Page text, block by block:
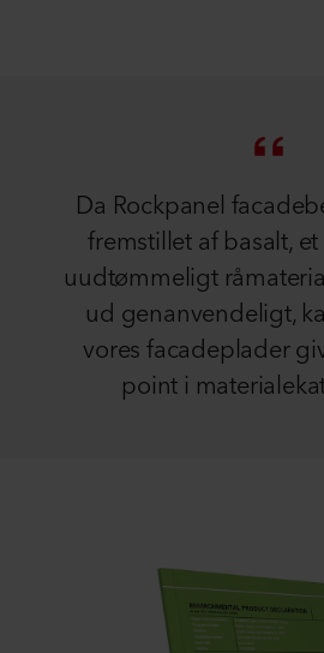
Da Rockpanel
fremstillet af basalt,
uudtømmeligt
ud genanvendeligt,
vores facadeplader
point i